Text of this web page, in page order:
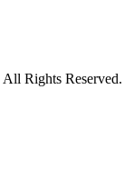
All Rights Reserved.